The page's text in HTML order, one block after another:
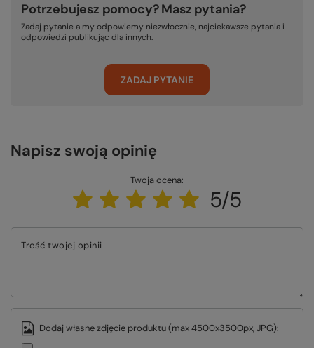
Potrzebujesz pomocy? Masz pytania?
Zadaj pytanie a my odpowiemy niezwłocznie, najciekawsze pytania i
odpowiedzi publikując dla innych.
ZADAJ PYTANIE
Napisz swoją opinię
Twoja ocena:
5/5
Treść twojej opinii
Dodaj własne zdjęcie produktu (max 4500x3500px, JPG):